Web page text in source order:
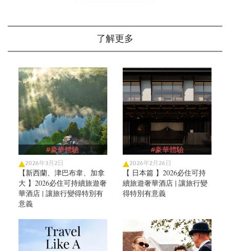
了解更多
#豪華體驗
2026年3月2日
【新西蘭、津巴布韋、加拿
大 】2026必住可持續旅遊奢
華酒店 | 讓旅行變得特別有
意義
#豪華體驗
2026年2月26日
【 日本篇 】2026必住可持
續旅遊奢華酒店 | 讓旅行變
得特別有意義